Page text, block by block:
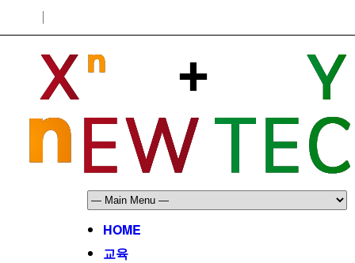
HOME
교육